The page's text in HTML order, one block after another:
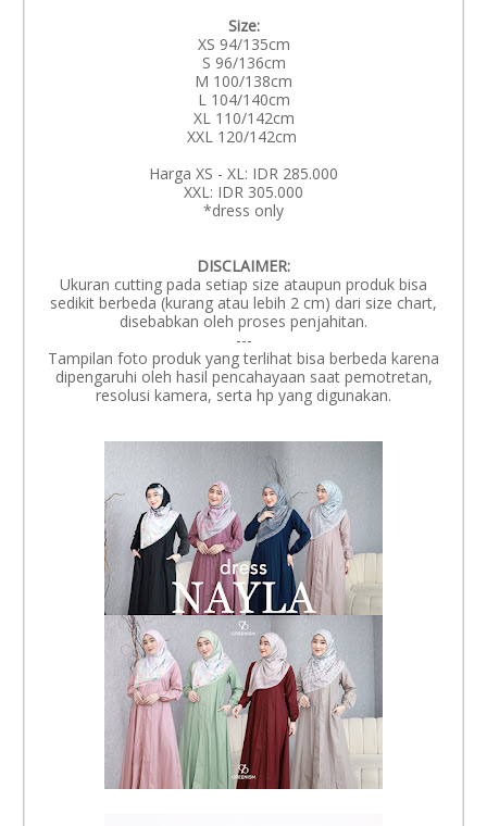
Size:
XS 94/135cm
S 96/136cm
M 100/138cm
L 104/140cm
XL 110/142cm
XXL 120/142cm
Harga XS - XL: IDR 285.000
XXL: IDR 305.000
*dress only
DISCLAIMER:
Ukuran cutting pada setiap size ataupun produk bisa
sedikit berbeda (kurang atau lebih 2 cm) dari size chart,
disebabkan oleh proses penjahitan.
---
Tampilan foto produk yang terlihat bisa berbeda karena
dipengaruhi oleh hasil pencahayaan saat pemotretan,
resolusi kamera, serta hp yang digunakan.